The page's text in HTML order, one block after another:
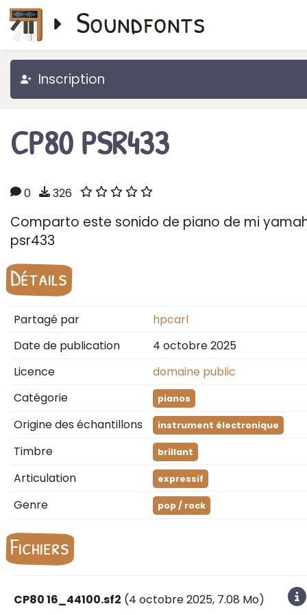
Soundfonts
Inscription
CP80 PSR433
0 326
Comparto este sonido de piano de mi
psr433
Détails
Partagé par
hpcarl
Date de publication
4 octobre 2025
Licence
domaine public
Catégorie
pianos
Origine des échantillons instrument électronique
Timbre brillant
Articulation expressif
Genre pop / rock
Fichiers
CP80 16_44100.sf2 (4 octobre 2025, 7.08 Mo)